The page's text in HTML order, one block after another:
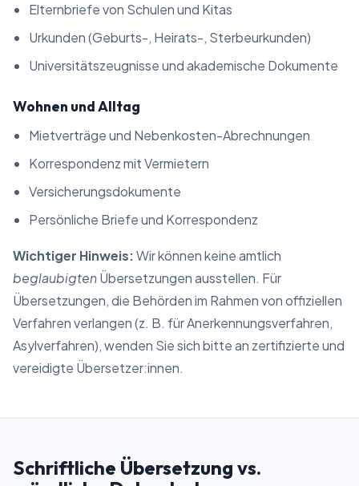
Elternbriefe von Schulen und Kitas
Urkunden (Geburts-, Heirats-, Sterbeurkunden)
Universitätszeugnisse und akademische Dokumente
Wohnen und Alltag
Mietverträge und Nebenkosten-Abrechnungen
Korrespondenz mit Vermietern
Versicherungsdokumente
Persönliche Briefe und Korrespondenz
Wichtiger Hinweis:Wir können keine amtlich
beglaubigtenÜbersetzungen ausstellen. Für
Übersetzungen, die Behörden im Rahmen von offiziellen
Verfahren verlangen (z. B. für Anerkennungsverfahren,
Asylverfahren), wenden Sie sich bitte an zertifizierte und
vereidigte Übersetzer:innen.
Schriftliche Übersetzung vs.